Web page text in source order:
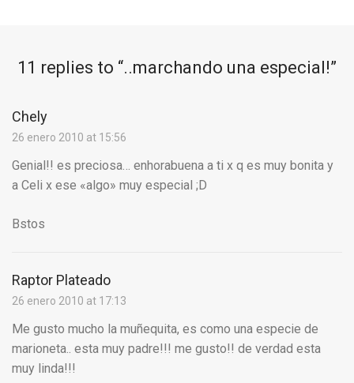
11 replies to “..marchando una especial!”
Chely
26 enero 2010 at 15:56
Genial!! es preciosa… enhorabuena a ti x q es muy bonita y
a Celi x ese «algo» muy especial ;D
Bstos
Raptor Plateado
26 enero 2010 at 17:13
Me gusto mucho la muñequita, es como una especie de
marioneta.. esta muy padre!!! me gusto!! de verdad esta
muy linda!!!